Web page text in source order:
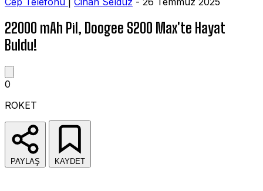
22000 mAh Pil, Doogee S200 Max'te Hayat
Buldu!
0
ROKET
PAYLAŞ KAYDET